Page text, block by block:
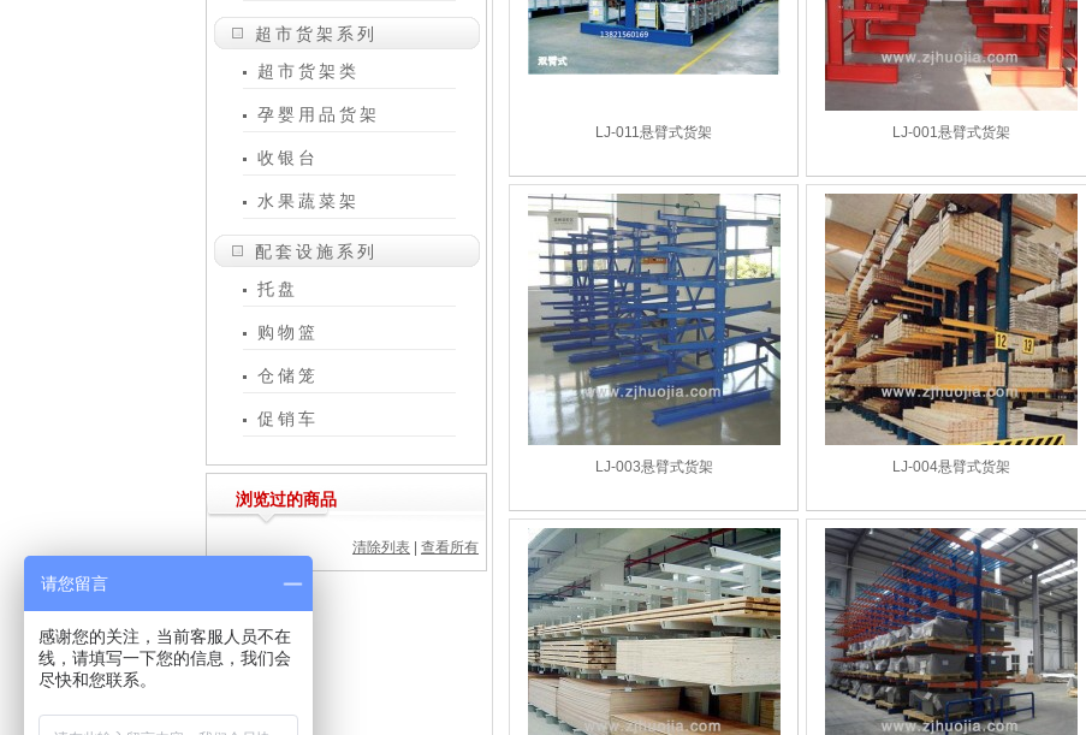
超市货架系列
超市货架类
孕婴用品货架
收银台
水果蔬菜架
配套设施系列
托盘
购物篮
仓储笼
促销车
浏览过的商品
清除列表 查看所有
LJ-011悬臂式货架 LJ-001悬臂式货架
LJ-003悬臂式货架 LJ-004悬臂式货架
请您留言
感谢您的关注，当前客服人员不在
线，请填写一下您的信息，我们会
尽快和您联系。